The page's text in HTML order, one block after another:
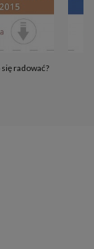
radować?